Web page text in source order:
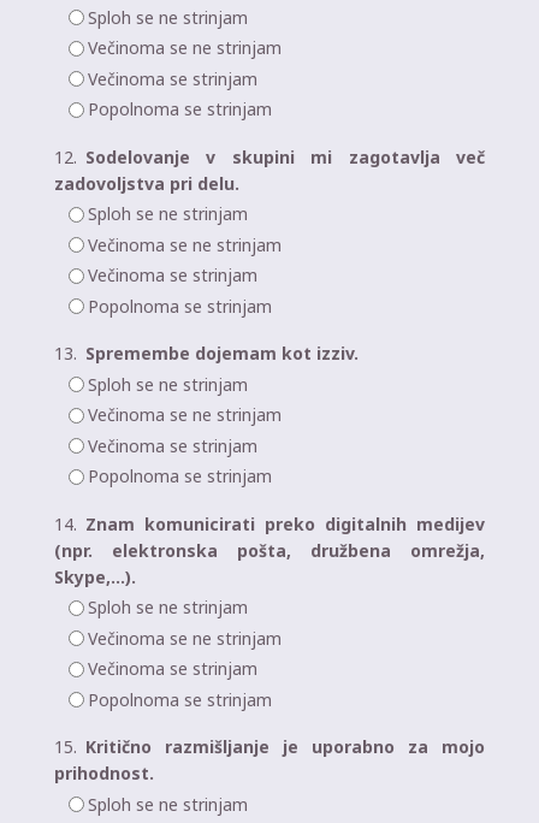
Sploh se ne strinjam
Večinoma se ne strinjam
Večinoma se strinjam
Popolnoma se strinjam
12. Sodelovanje v skupini mi zagotavlja več
zadovoljstva pri delu.
Sploh se ne strinjam
Večinoma se ne strinjam
Večinoma se strinjam
Popolnoma se strinjam
13. Spremembe dojemam kot izziv.
Sploh se ne strinjam
Večinoma se ne strinjam
Večinoma se strinjam
Popolnoma se strinjam
14. Znam komunicirati preko digitalnih medijev
(npr. elektronska pošta, družbena omrežja,
Skype,…).
Sploh se ne strinjam
Večinoma se ne strinjam
Večinoma se strinjam
Popolnoma se strinjam
15. Kritično razmišljanje je uporabno za mojo
prihodnost.
Sploh se ne strinjam